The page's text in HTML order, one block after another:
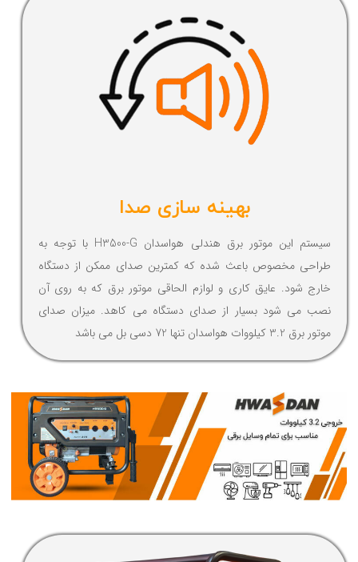
بهینه سازی صدا
سیستم این موتور برق هندلی هواسدان H3500-G با توجه به
طراحی مخصوص باعث شده که کمترین صدای ممکن از دستگاه
خارج شود. عایق کاری و لوازم الحاقی موتور برق که به روی آن
نصب می شود بسیار از صدای دستگاه می کاهد. میزان صدای
موتور برق 3.2 کیلووات هواسدان تنها 72 دسی بل می باشد